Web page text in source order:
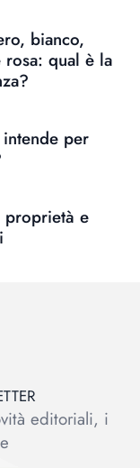
bianco,
rosa: qual è la
per
proprietà e
editoriali, i